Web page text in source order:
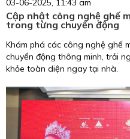
03-06-2025, 11:43 am
Cập nhật công nghệ ghế
trong từng chuyển động
Khám phá các công nghệ ghế
chuyển động thông minh, trải
khỏe toàn diện ngay tại nhà.